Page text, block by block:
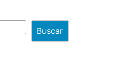
Buscar